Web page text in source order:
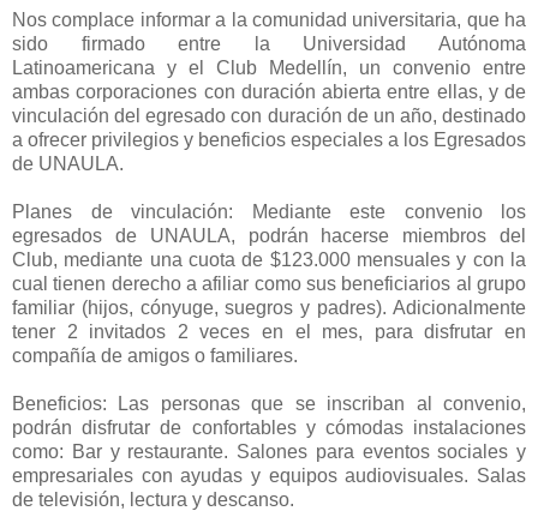
Nos complace informar a la comunidad universitaria, que ha
sido firmado entre la Universidad Autónoma
Latinoamericana y el Club Medellín, un convenio entre
ambas corporaciones con duración abierta entre ellas, y de
vinculación del egresado con duración de un año, destinado
a ofrecer privilegios y beneficios especiales a los Egresados
de UNAULA.
Planes de vinculación: Mediante este convenio los
egresados de UNAULA, podrán hacerse miembros del
Club, mediante una cuota de $123.000 mensuales y con la
cual tienen derecho a afiliar como sus beneficiarios al grupo
familiar (hijos, cónyuge, suegros y padres). Adicionalmente
tener 2 invitados 2 veces en el mes, para disfrutar en
compañía de amigos o familiares.
Beneficios: Las personas que se inscriban al convenio,
podrán disfrutar de confortables y cómodas instalaciones
como: Bar y restaurante. Salones para eventos sociales y
empresariales con ayudas y equipos audiovisuales. Salas
de televisión, lectura y descanso.